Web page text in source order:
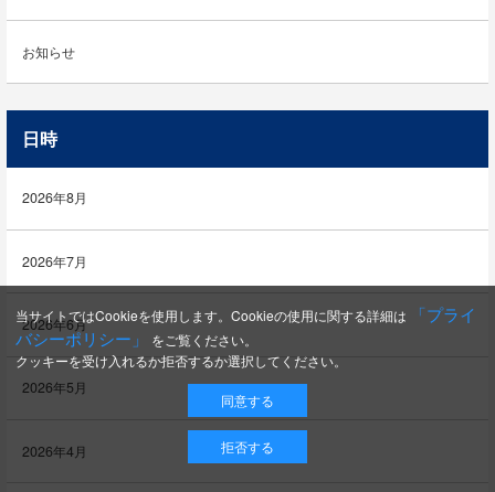
お知らせ
日時
2026年8月
2026年7月
2026年6月
2026年5月
2026年4月
当サイトではCookieを使用します。Cookieの使用に関する詳細は
「プライ
バシーポリシー」
をご覧ください。
クッキーを受け入れるか拒否するか選択してください。
同意する
拒否する